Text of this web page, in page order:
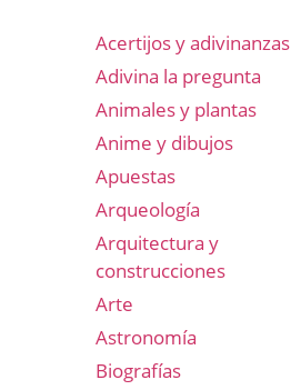
Acertijos y adivinanzas
Adivina la pregunta
Animales y plantas
Anime y dibujos
Apuestas
Arqueología
Arquitectura y
construcciones
Arte
Astronomía
Biografías